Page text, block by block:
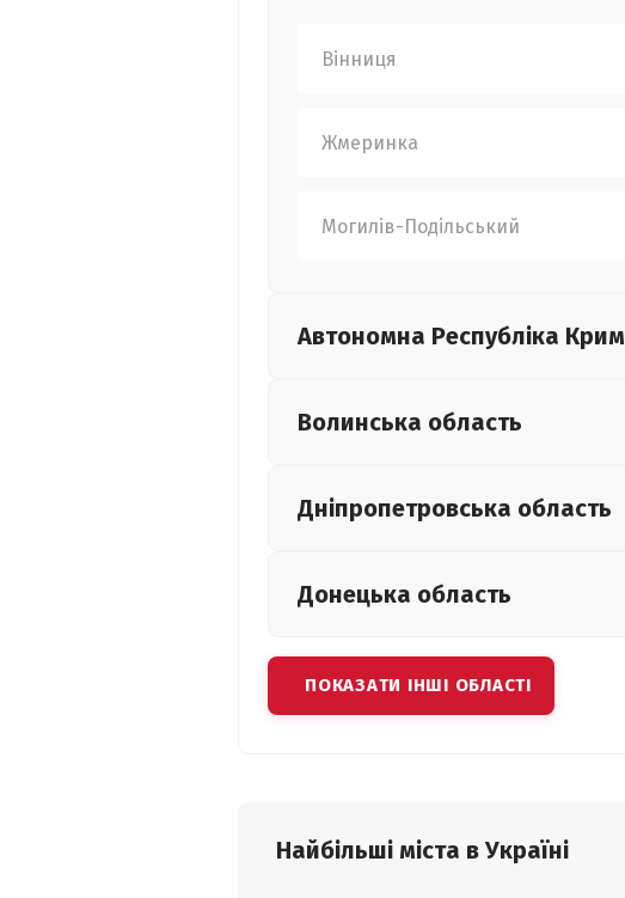
Вінниця
Жмеринка
Могилів-Подільський
Автономна Республіка Крим
Волинська область
Дніпропетровська область
Донецька область
ПОКАЗАТИ ІНШІ ОБЛАСТІ
Найбільші міста в Україні